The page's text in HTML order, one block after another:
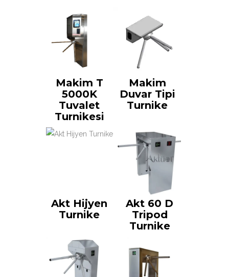
Makim T
5000K
Tuvalet
Turnikesi
Makim
Duvar Tipi
Turnike
Akt Hijyen
Turnike
Akt 60 D
Tripod
Turnike